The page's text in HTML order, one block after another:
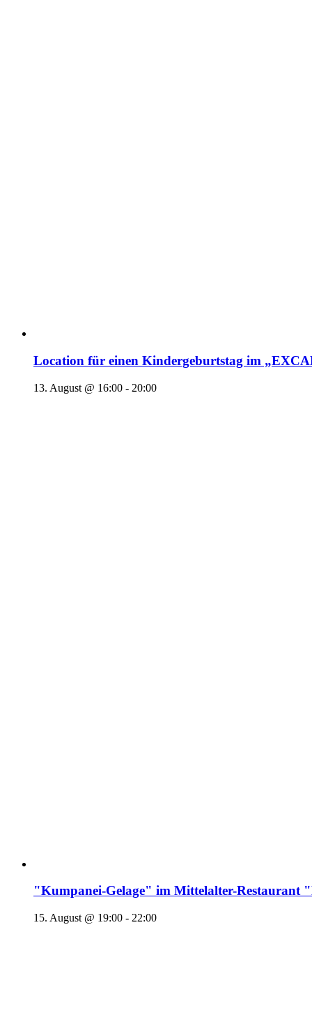
Location für einen Kindergeburtstag im
13. August @ 16:00 - 20:00
"Kumpanei-Gelage" im Mittelalter-
15. August @ 19:00 - 22:00